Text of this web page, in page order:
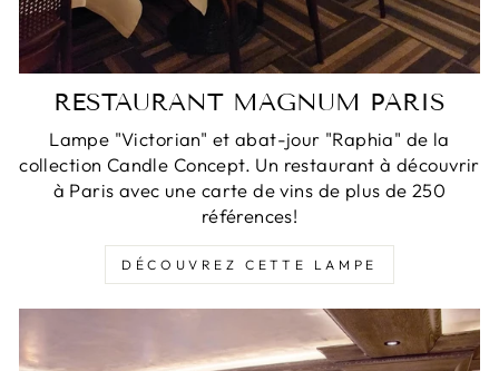
RESTAURANT MAGNUM PARIS
Lampe "Victorian" et abat-jour "Raphia" de la
collection Candle Concept. Un restaurant à découvrir
à Paris avec une carte de vins de plus de 250
références!
DÉCOUVREZ CETTE LAMPE